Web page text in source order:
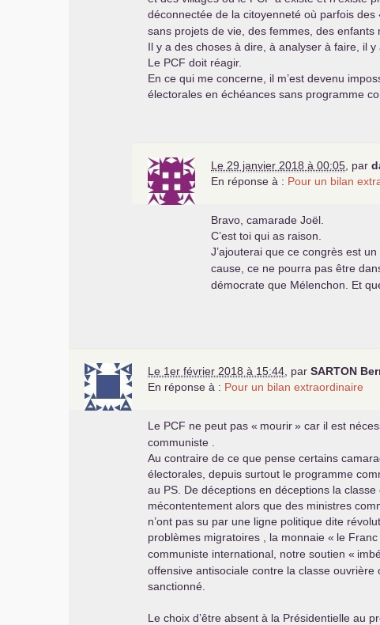
déconnectée de la citoyenneté où parfois des
sans projets de vie, des femmes, des
Il y a des choses à dire, à analyser à faire, il
Le PCF doit réagir.
En ce qui me concerne, il m’est devenu
électorales en échéances sans programme
Le 29 janvier 2018 à 00:05 par
En réponse à : Pour un bilan
Bravo, camarade Joël.
C’est toi qui as raison.
J’ajouterai que ce congrès est un
cause, ce ne pourra pas être
démocrate que Mélenchon. Et
Le 1er février 2018 à 15:44 par SARTON
En réponse à : Pour un bilan extraordinaire
Le PCF ne peut pas « mourir» car il est
communiste .
Au contraire de ce que pense certains
électorales, depuis surtout le programme
au PS . De déceptions en déceptions la
mécontentement alors que des ministres
n’ont pas su par une ligne politique dite
problèmes migratoires , la monnaie « le Franc
communiste international, notre soutien «
offensive antisociale contre la classe
sanctionné.
Le choix d’être absent à la Présidentielle au